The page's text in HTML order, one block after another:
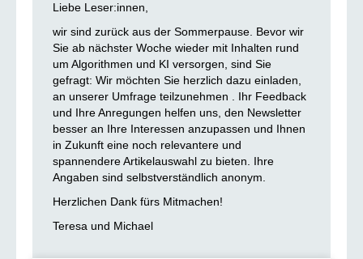
Liebe Leser:innen,
wir sind zurück aus der Sommerpause. Bevor wir
Sie ab nächster Woche wieder mit Inhalten rund
um Algorithmen und KI versorgen, sind Sie
gefragt: Wir möchten Sie herzlich dazu einladen,
an unserer Umfrage teilzunehmen . Ihr Feedback
und Ihre Anregungen helfen uns, den Newsletter
besser an Ihre Interessen anzupassen und Ihnen
in Zukunft eine noch relevantere und
spannendere Artikelauswahl zu bieten. Ihre
Angaben sind selbstverständlich anonym.
Herzlichen Dank fürs Mitmachen!
Teresa und Michael